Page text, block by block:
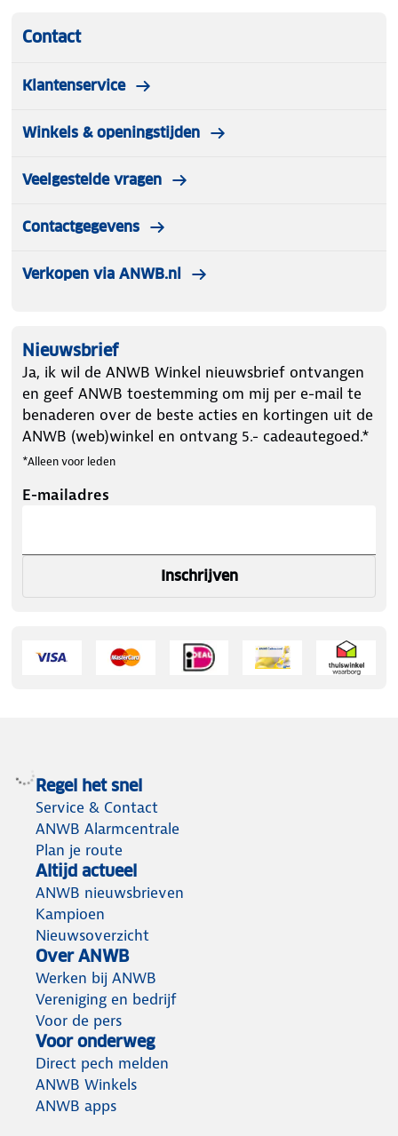
Contact
Klantenservice
Winkels & openingstijden
Veelgestelde vragen
Contactgegevens
Verkopen via ANWB.nl
Nieuwsbrief
Ja, ik wil de ANWB Winkel nieuwsbrief ontvangen
en geef ANWB toestemming om mij per e-mail te
benaderen over de beste acties en kortingen uit de
ANWB (web)winkel en ontvang 5.- cadeautegoed.*
*Alleen voor leden
E-mailadres
Inschrijven
Regel het snel
Service & Contact
ANWB Alarmcentrale
Plan je route
Altijd actueel
ANWB nieuwsbrieven
Kampioen
Nieuwsoverzicht
Over ANWB
Werken bij ANWB
Vereniging en bedrijf
Voor de pers
Voor onderweg
Direct pech melden
ANWB Winkels
ANWB apps